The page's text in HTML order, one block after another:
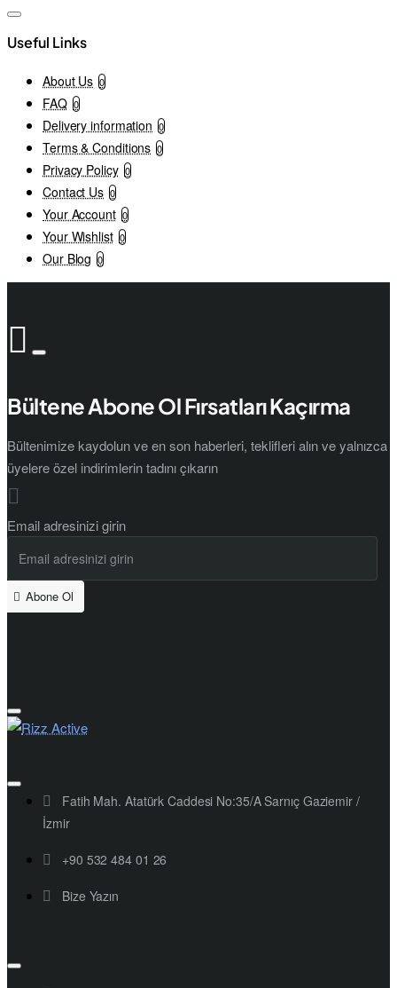
Useful Links
About Us 0
FAQ 0
Delivery information 0
Terms & Conditions 0
Privacy Policy 0
Contact Us 0
Your Account 0
Your Wishlist 0
Our Blog 0
Bültene Abone Ol Fırsatları Kaçırma
Bültenimize kaydolun ve en son haberleri, teklifleri alın ve yalnızca
üyelere özel indirimlerin tadını çıkarın
Email adresinizi girin
Abone Ol
Fatih Mah. Atatürk Caddesi No:35/A Sarnıç Gaziemir /
İzmir
+90 532 484 01 26
Bize Yazın